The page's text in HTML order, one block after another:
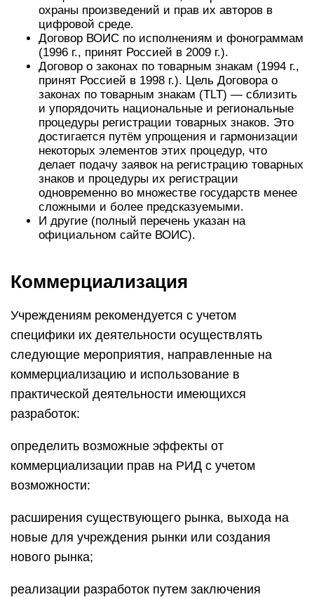
охраны произведений и прав их авторов в
цифровой среде.
Договор ВОИС по исполнениям и фонограммам
(1996 г., принят Россией в 2009 г.).
Договор о законах по товарным знакам (1994 г.,
принят Россией в 1998 г.). Цель Договора о
законах по товарным знакам (TLT) — сблизить
и упорядочить национальные и региональные
процедуры регистрации товарных знаков. Это
достигается путём упрощения и гармонизации
некоторых элементов этих процедур, что
делает подачу заявок на регистрацию товарных
знаков и процедуры их регистрации
одновременно во множестве государств менее
сложными и более предсказуемыми.
И другие (полный перечень указан на
официальном сайте ВОИС).
Коммерциализация
Учреждениям рекомендуется с учетом
специфики их деятельности осуществлять
следующие мероприятия, направленные на
коммерциализацию и использование в
практической деятельности имеющихся
разработок:
определить возможные эффекты от
коммерциализации прав на РИД с учетом
возможности:
расширения существующего рынка, выхода на
новые для учреждения рынки или создания
нового рынка;
реализации разработок путем заключения